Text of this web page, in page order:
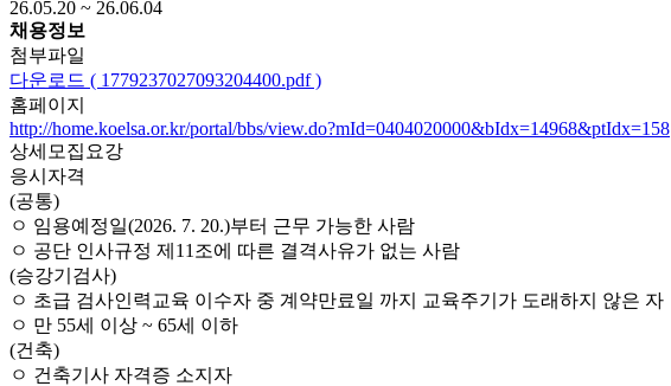
26.05.20 ~ 26.06.04
채용정보
첨부파일
다운로드 ( 1779237027093204400.pdf )
홈페이지
http://home.koelsa.or.kr/portal/bbs/view.do?mId=0404020000&bIdx=14968&ptIdx=158
상세모집요강
응시자격
(공통)
ㅇ 임용예정일(2026. 7. 20.)부터 근무 가능한 사람
ㅇ 공단 인사규정 제11조에 따른 결격사유가 없는 사람
(승강기검사)
ㅇ 초급 검사인력교육 이수자 중 계약만료일 까지 교육주기가 도래하지 않은 자
ㅇ 만 55세 이상 ~ 65세 이하
(건축)
ㅇ 건축기사 자격증 소지자